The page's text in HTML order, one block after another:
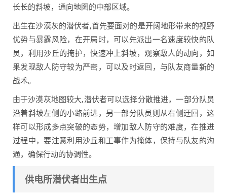
长长的斜坡，通向地图的中部区域。
出生在沙漠灰的潜伏者,首先要面对的是开阔地形带来的视野
优势与暴露风险，在开局时，可以先派出一名速度较快的队
员，利用沙丘的掩护，快速冲上斜坡，观察敌人的动向，如
果发现敌人防守较为严密，可以及时返回，与队友商量新的
战术。
由于沙漠灰地图较大,潜伏者可以选择分散推进，一部分队员
沿着斜坡左侧的小路前进，另一部分队员则从右侧迂回，这
样可以形成多点突破的态势，增加敌人防守的难度，在推进
过程中，要注意利用沙丘和工事作为掩体，保持与队友的沟
通，确保行动的协调性。
供电所潜伏者出生点